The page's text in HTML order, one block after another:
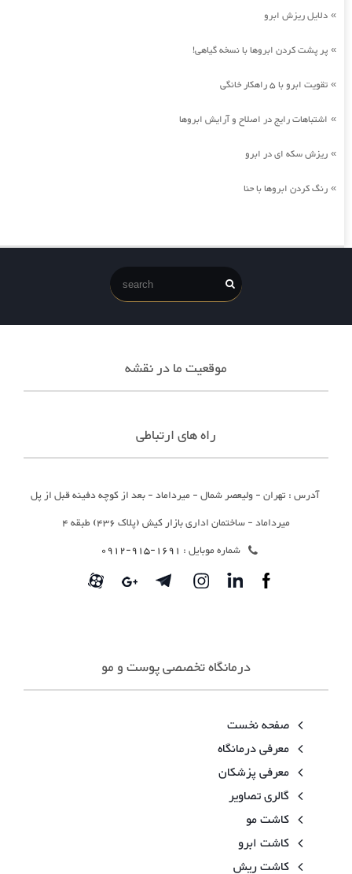
» دلایل ریزش ابرو
» پر پشت کردن ابروها با نسخه گیاهی!
» تقویت ابرو با 5 راهکار خانگی
» اشتباهات رایج در اصلاح و آرایش ابروها
» ریزش سکه ای در ابرو
» رنگ کردن ابروها با حنا
موقعیت ما در نقشه
راه های ارتباطی
آدرس : تهران - ولیعصر شمال - میرداماد - بعد از کوچه دفینه قبل از پل
میرداماد - ساختمان اداری بازار کیش (پلاک 436) طبقه 4
شماره موبایل : 1691-915-0912
درمانگاه تخصصی پوست و مو
صفحه نخست
معرفی درمانگاه
معرفی پزشکان
گالری تصاویر
کاشت مو
کاشت ابرو
کاشت ریش